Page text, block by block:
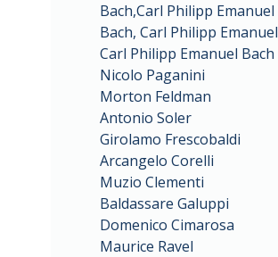
Bach,Carl Philipp Emanuel
Bach, Carl Philipp Emanuel
Carl Philipp Emanuel Bach
Nicolo Paganini
Morton Feldman
Antonio Soler
Girolamo Frescobaldi
Arcangelo Corelli
Muzio Clementi
Baldassare Galuppi
Domenico Cimarosa
Maurice Ravel